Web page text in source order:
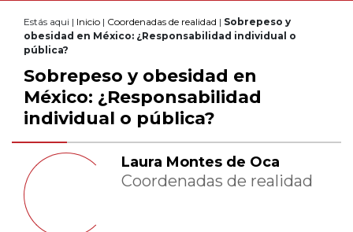
Estás aqui | Inicio | Coordenadas de realidad | Sobrepeso y
obesidad en México: ¿Responsabilidad individual o
pública?
Sobrepeso y obesidad en
México: ¿Responsabilidad
individual o pública?
Laura Montes de Oca
Coordenadas de realidad